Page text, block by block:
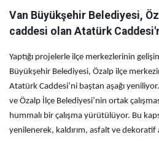
Van Büyükşehir Belediyesi,
caddesi olan Atatürk
Yaptığı projelerle ilçe merkezlerinin
Büyükşehir Belediyesi, Özalp ilçe
Atatürk Caddesi’ni baştan aşağı
ve Özalp İlçe Belediyesi’nin ortak
hummalı bir çalışma yürütülüyor. Bu
yenilenerek, kaldırım, asfalt ve dekoratif